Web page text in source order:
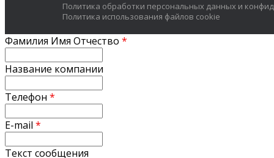
Политика обработки персональных данных и
Политика использования файлов cookie
Фамилия Имя Отчество *
Название компании
Телефон *
E-mail *
Текст сообщения